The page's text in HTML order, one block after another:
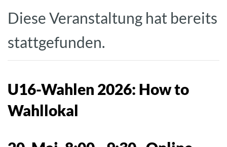
Diese Veranstaltung hat bereits
stattgefunden.
U16-Wahlen 2026: How to
Wahllokal